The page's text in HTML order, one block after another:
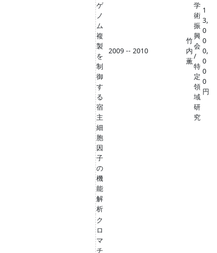
ゲ
ノ
ム
複
製
を
制
御
す
る
宿
主
細
胞
因
子
の
機
能
解
析
2009 -- 2010
竹
内
薫
学
術
振
興
会
/
特
定
領
域
研
究
1
3,
0
0
0,
0
0
0
円
ク
ロ
マ
チ